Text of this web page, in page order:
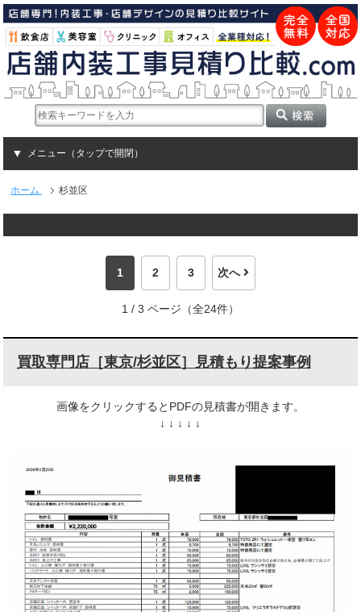
メニュー（タップで開閉）
ホーム 杉並区
1 2 3 次へ
1 / 3 ページ（全24件）
買取専門店［東京/杉並区］見積もり提案事例
画像をクリックするとPDFの見積書が開きます。
↓ ↓ ↓ ↓ ↓